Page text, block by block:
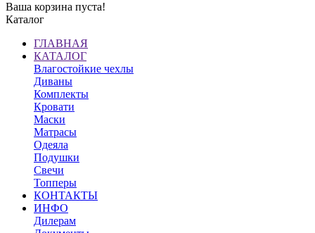
Ваша корзина пуста!
Каталог
ГЛАВНАЯ
КАТАЛОГ
Влагостойкие чехлы
Диваны
Комплекты
Кровати
Маски
Матрасы
Одеяла
Подушки
Свечи
Топперы
КОНТАКТЫ
ИНФО
Дилерам